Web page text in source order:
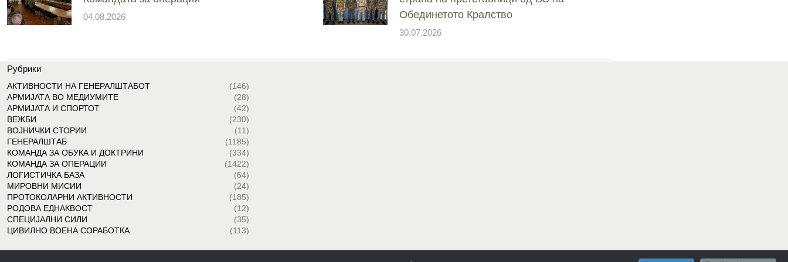
04.08.2026
Обединетото Кралство
30.07.2026
Рубрики
АКТИВНОСТИ НА ГЕНЕРАЛШТАБОТ
(146)
АРМИЈАТА ВО МЕДИУМИТЕ
(28)
АРМИЈАТА И СПОРТОТ
(42)
ВЕЖБИ
(230)
ВОЈНИЧКИ СТОРИИ
(11)
ГЕНЕРАЛШТАБ
(1185)
КОМАНДА ЗА ОБУКА И ДОКТРИНИ
(334)
КОМАНДА ЗА ОПЕРАЦИИ
(1422)
ЛОГИСТИЧКА БАЗА
(64)
МИРОВНИ МИСИИ
(24)
ПРОТОКОЛАРНИ АКТИВНОСТИ
(185)
РОДОВА ЕДНАКВОСТ
(12)
СПЕЦИЈАЛНИ СИЛИ
(35)
ЦИВИЛНО ВОЕНА СОРАБОТКА
(113)